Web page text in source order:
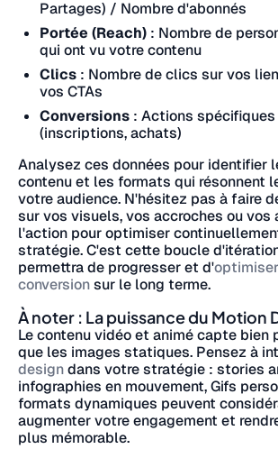
Partages) / Nombre d'abonnés
Portée (Reach) : Nombre de
qui ont vu votre contenu
Clics : Nombre de clics sur vos
vos CTAs
Conversions : Actions
(inscriptions, achats)
Analysez ces données pour identifier
contenu et les formats qui résonnent
votre audience. N'hésitez pas à faire
sur vos visuels, vos accroches ou vos
l'action pour optimiser
stratégie. C'est cette boucle
permettra de progresser et d'
conversionsur le long terme.
À noter : La puissance du Motion
Le contenu vidéo et animé capte bien
que les images statiques. Pensez à
designdans votre stratégie : stories
infographies en mouvement, Gifs
formats dynamiques peuvent
augmenter votre engagement et
plus mémorable.